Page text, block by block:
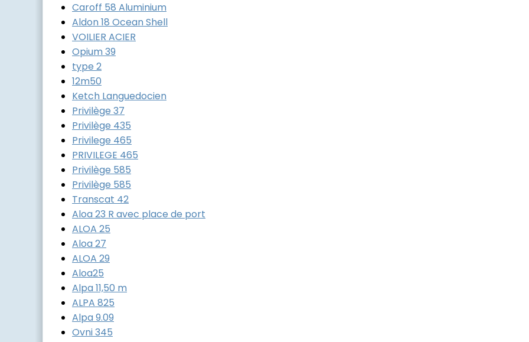
Caroff 58 Aluminium
Aldon 18 Ocean Shell
VOILIER ACIER
Opium 39
type 2
12m50
Ketch Languedocien
Privilège 37
Privilège 435
Privilege 465
PRIVILEGE 465
Privilège 585
Privilège 585
Transcat 42
Aloa 23 R avec place de port
ALOA 25
Aloa 27
ALOA 29
Aloa25
Alpa 11,50 m
ALPA 825
Alpa 9.09
Ovni 345